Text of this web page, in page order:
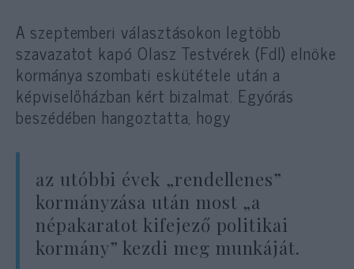
A szeptemberi választásokon legtöbb
szavazatot kapó Olasz Testvérek (FdI) elnöke
kormánya szombati eskütétele után a
képviselőházban kért bizalmat. Egyórás
beszédében hangoztatta, hogy
az utóbbi évek „rendellenes”
kormányzása után most „a
népakaratot kifejező politikai
kormány” kezdi meg munkáját.